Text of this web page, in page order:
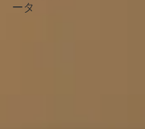
ータ